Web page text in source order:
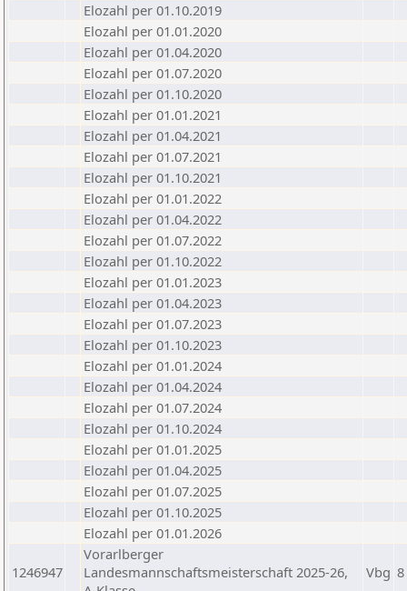
Elozahl per 01.10.2019
Elozahl per 01.01.2020
Elozahl per 01.04.2020
Elozahl per 01.07.2020
Elozahl per 01.10.2020
Elozahl per 01.01.2021
Elozahl per 01.04.2021
Elozahl per 01.07.2021
Elozahl per 01.10.2021
Elozahl per 01.01.2022
Elozahl per 01.04.2022
Elozahl per 01.07.2022
Elozahl per 01.10.2022
Elozahl per 01.01.2023
Elozahl per 01.04.2023
Elozahl per 01.07.2023
Elozahl per 01.10.2023
Elozahl per 01.01.2024
Elozahl per 01.04.2024
Elozahl per 01.07.2024
Elozahl per 01.10.2024
Elozahl per 01.01.2025
Elozahl per 01.04.2025
Elozahl per 01.07.2025
Elozahl per 01.10.2025
Elozahl per 01.01.2026
1246947
Vorarlberger
Landesmannschaftsmeisterschaft 2025-26,
Vbg 8